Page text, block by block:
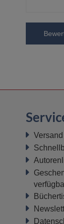
Versand